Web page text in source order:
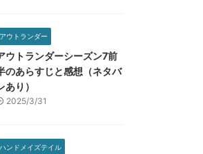
アウトランダー
ウトランダーシーズン7前
のあらすじと感想（ネタバ
あり）
2025/3/31
ハンドメイズテイル